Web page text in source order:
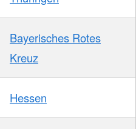
Bayerisches Rotes
Kreuz
Hessen